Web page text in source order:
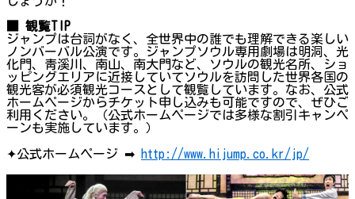
■ 観覧TIP
ジャンプは台詞がなく、全世界中の誰でも理解できる楽しい
ノンバーバル公演です。ジャンプソウル専用劇場は明洞、光
化門、靑溪川、南山、南大門など、ソウルの観光名所、ショ
ッピングエリアに近接していてソウルを訪問した世界各国の
観光客が必須観光コースとして観覧しています。なお、公式
ホームページからチケット申し込みも可能ですので、ぜひご
利用ください。（公式ホームページでは多様な割引キャンペ
ーンも実施しています。）
✦公式ホームページ ➡ http://www.hijump.co.kr/jp/